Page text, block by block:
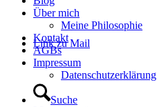
Link zu Mail
Über mich
Meine Philosophie
Kontakt
AGBs
Impressum
Datenschutzerklärung
Suche